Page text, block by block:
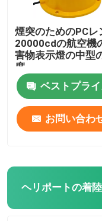
航空機の警報灯
ヘリコプターのパ
太陽動力を与え
煙突のためのPCレ
20000cdの航空機
害物表示燈の中型
度
ベストプラ
お問い合わ
ヘリポートの着